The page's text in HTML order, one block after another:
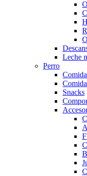
Leche
Perro
Snacks